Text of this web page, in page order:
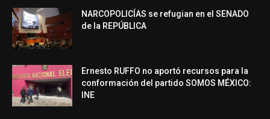
NARCOPOLICÍAS se refugian en el SENADO
de la REPÚBLICA
Ernesto RUFFO no aportó recursos para la
conformación del partido SOMOS MÉXICO:
INE